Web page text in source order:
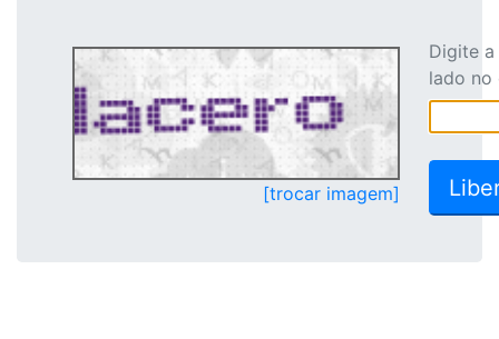
[trocar imagem]
Digite
lado no